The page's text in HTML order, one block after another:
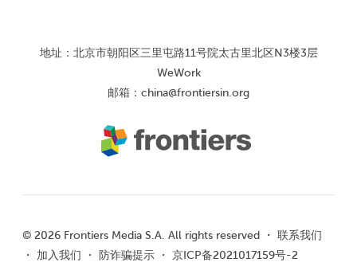
地址：北京市朝阳区三里屯路11号院太古里北区N3楼3层
WeWork
邮箱： china@frontiersin.org
© 2026 Frontiers Media S.A. All rights reserved ・ 联系我们
・ 加入我们 ・ 防诈骗提示 ・ 京ICP备2021017159号-2